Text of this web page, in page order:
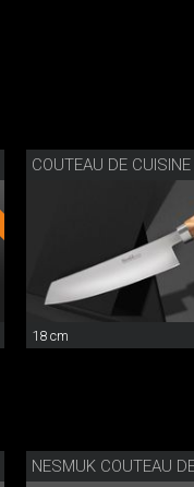
COUTEAU DE
18 cm